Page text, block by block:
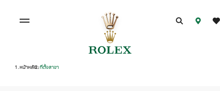
หน้าหลัก/ที่ตั้งสาขา